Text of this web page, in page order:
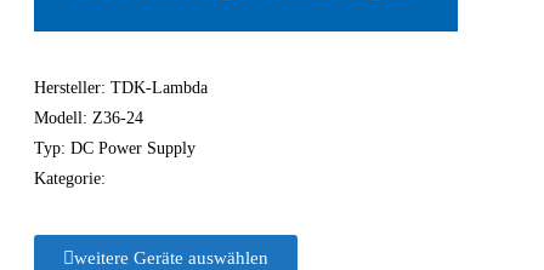
Hersteller: TDK-Lambda
Modell: Z36-24
Typ: DC Power Supply
Kategorie:
weitere Geräte auswählen